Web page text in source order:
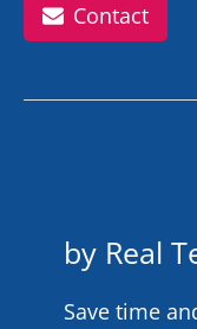
Contact
by Real
Save time